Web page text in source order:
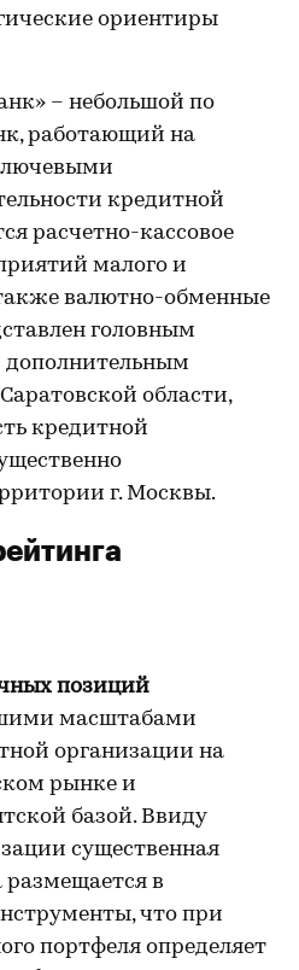
ориентиры
– небольшой по
работающий на
кредитной
расчетно-кассовое
малого и
валютно-обменные
головным
дополнительным
области,
кредитной
г. Москвы.
позиций
масштабами
организации на
рынке и
базой. Ввиду
существенная
размещается в
что при
портфеля определяет